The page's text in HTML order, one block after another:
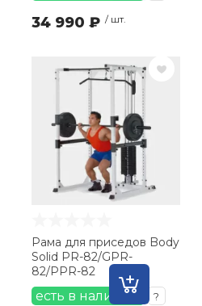
34 990 ₽ / шт.
Рама для приседов Body
Solid PR-82/GPR-
82/PPR-82
есть в наличии ?